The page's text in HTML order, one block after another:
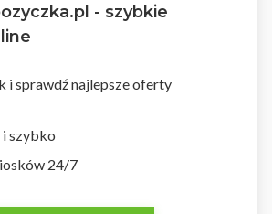
- szybkie
i sprawdź najlepsze oferty
i szybko
24/7